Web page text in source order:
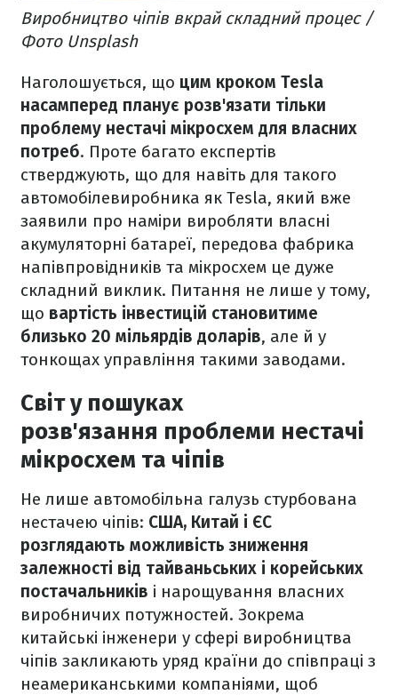
Виробництво чіпів вкрай складний процес /
Фото Unsplash
Наголошується, що цим кроком Tesla
насамперед планує розв'язати тільки
проблему нестачі мікросхем для власних
потреб. Проте багато експертів
стверджують, що для навіть для такого
автомобілевиробника як Tesla, який вже
заявили про наміри виробляти власні
акумуляторні батареї, передова фабрика
напівпровідників та мікросхем це дуже
складний виклик. Питання не лише у тому,
що вартість інвестицій становитиме
близько 20 мільярдів доларів, але й у
тонкощах управління такими заводами.
Світ у пошуках
розв'язання проблеми нестачі
мікросхем та чіпів
Не лише автомобільна галузь стурбована
нестачею чіпів: США, Китай і ЄС
розглядають можливість зниження
залежності від тайваньських і корейських
постачальників і нарощування власних
виробничих потужностей. Зокрема
китайські інженери у сфері виробництва
чіпів закликають уряд країни до співпраці з
неамериканськими компаніями, щоб